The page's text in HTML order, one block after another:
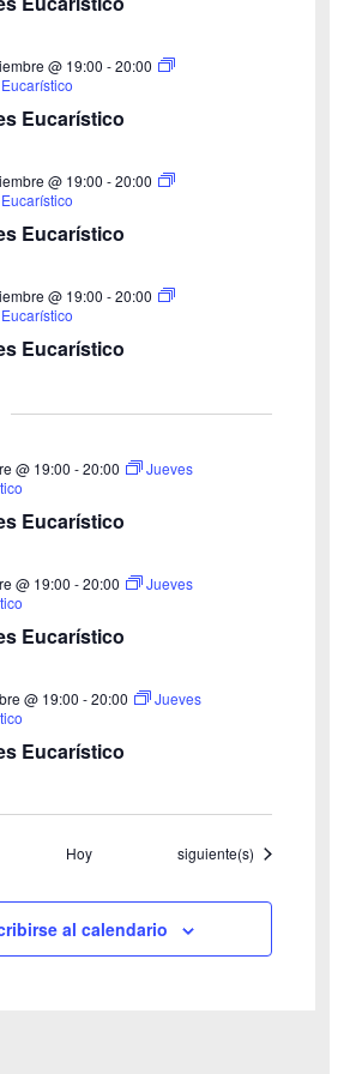
ú
q
y
v
e
v
e
Eucarístico
@ 19:00 -20:00
Eucarístico
@ 19:00 -20:00
Eucarístico
@ 19:00 -20:00
Eucarístico
@ 19:00 -20:00
Jueves
Eucarístico
@ 19:00 -20:00
Jueves
Eucarístico
@ 19:00 -20:00
Jueves
Hoy Eventos
siguiente(s)
al calendario